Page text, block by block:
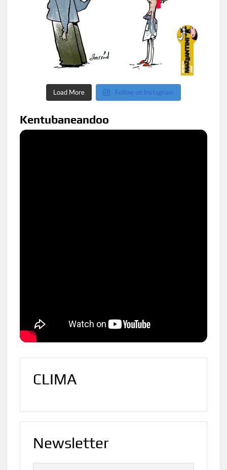
Load More Follow on Instagram
Kentubaneandoo
CLIMA
Newsletter